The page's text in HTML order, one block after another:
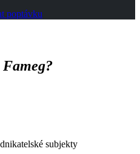
poptávku
subjekty